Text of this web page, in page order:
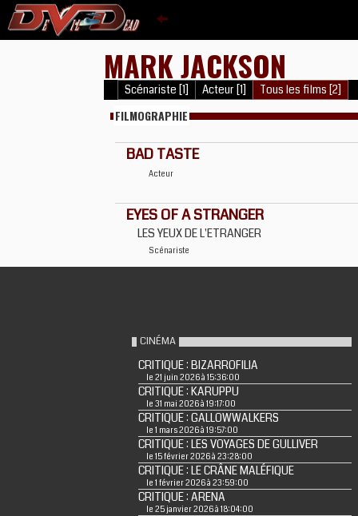
MARK JACKSON
Scénariste [1] Acteur [1] Tous les films [2]
FILMOGRAPHIE
BAD TASTE
Acteur
EYES OF A STRANGER
LES YEUX DE L'ETRANGER
Scénariste
CINÉMA
CRITIQUE : BIZARROFILIA
le 21 juin 2026 à 15:36:00
CRITIQUE : KARUPPU
le 31 mai 2026 à 19:17:00
CRITIQUE : GALLOWWALKERS
le 1 mars 2026 à 19:57:00
CRITIQUE : LES VOYAGES DE GULLIVER
le 15 février 2026 à 23:28:00
CRITIQUE : LE CRÂNE MALÉFIQUE
le 1 février 2026 à 23:59:00
CRITIQUE : ARENA
le 25 janvier 2026 à 18:04:00